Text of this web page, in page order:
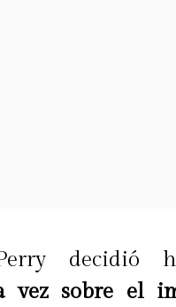
decidió
vez sobre el